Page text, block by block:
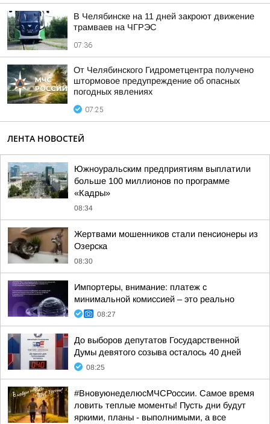
В Челябинске на 11 дней закроют движение
трамваев на ЧГРЭС
07:36
От Челябинского Гидрометцентра получено
штормовое предупреждение об опасных
погодных явлениях
07:25
ЛЕНТА НОВОСТЕЙ
Южноуральским предприятиям выплатили
больше 100 миллионов по программе
«Кадры»
08:34
Жертвами мошенников стали пенсионеры из
Озерска
08:30
Импортеры, внимание: платеж с
минимальной комиссией – это реально
08:27
До выборов депутатов Государственной
Думы девятого созыва осталось 40 дней
08:25
#ВновуюнеделюсМЧСРоссии. Самое время
ловить теплые моменты! Пусть дни будут
яркими, планы - выполнимыми, а все